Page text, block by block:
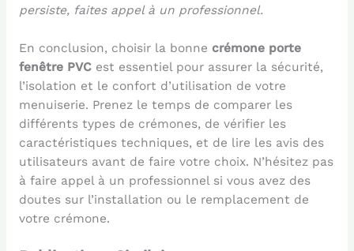
persiste, faites appel à un professionnel.
En conclusion, choisir la bonne crémone porte
fenêtre PVCest essentiel pour assurer la sécurité,
l’isolation et le confort d’utilisation de votre
menuiserie. Prenez le temps de comparer les
différents types de crémones, de vérifier les
caractéristiques techniques, et de lire les avis des
utilisateurs avant de faire votre choix. N’hésitez pas
à faire appel à un professionnel si vous avez des
doutes sur l’installation ou le remplacement de
votre crémone.